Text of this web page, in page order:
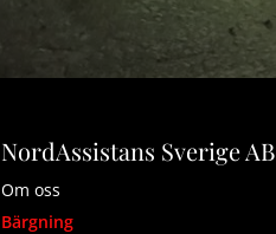
NordAssistans Sverige AB
Om oss
Bärgning